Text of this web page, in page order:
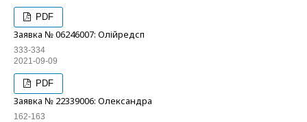
PDF
Заявка № 06246007: Олійредсп
333-334
2021-09-09
PDF
Заявка № 22339006: Олександра
162-163